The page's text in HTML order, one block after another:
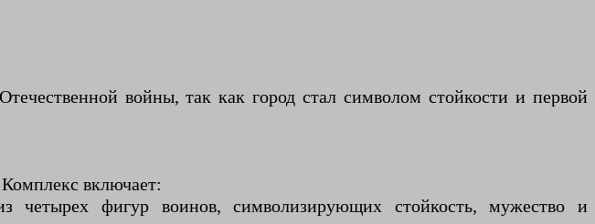
войны, так как город стал символом стойкости и первой
включает:
четырех фигур воинов, символизирующих стойкость, мужество и